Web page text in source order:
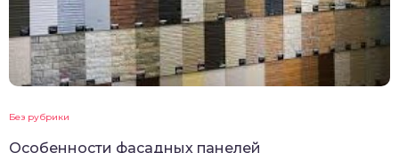
Без рубрики
Особенности фасадных панелей